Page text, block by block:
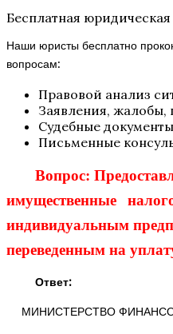
Бесплатная
Наши юристы бесплатно
вопросам:
Правовой анализ
Заявления, жалобы,
Судебные документы
Письменные
Вопрос:
имущественные
индивидуальным
переведенным на
Ответ:
МИНИСТЕРСТВО